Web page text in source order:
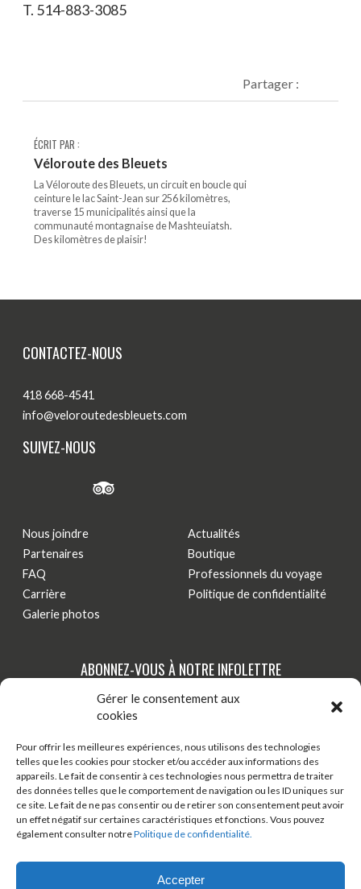
Gérer le consentement aux
cookies
Pour offrir les meilleures expériences, nous utilisons des technologies
telles que les cookies pour stocker et/ou accéder aux informations des
appareils. Le fait de consentir à ces technologies nous permettra de traiter
des données telles que le comportement de navigation ou les ID uniques sur
ce site. Le fait de ne pas consentir ou de retirer son consentement peut avoir
un effet négatif sur certaines caractéristiques et fonctions. Vous pouvez
également consulter notrePolitique de confidentialité.
Accepter
T. 514-883-3085
Partager :
ÉCRIT PAR :
Véloroute des Bleuets
La Véloroute des Bleuets, un circuit en boucle qui
ceinture le lac Saint-Jean sur 256 kilomètres,
traverse 15 municipalités ainsi que la
communauté montagnaise de Mashteuiatsh.
Des kilomètres de plaisir!
CONTACTEZ-NOUS
418 668-4541
info@veloroutedesbleuets.com
SUIVEZ-NOUS
Nous joindre
Partenaires
FAQ
Carrière
Galerie photos
Actualités
Boutique
Professionnels du voyage
Politique de confidentialité
ABONNEZ-VOUS À NOTRE INFOLETTRE
Tenez-vous au courant de nos dernières actualités,
nouveautés et promotions par courriel!
S'INSCRIRE
TÉLÉCHARGER ONDAGO
BOUTIQUE EN LIGNE